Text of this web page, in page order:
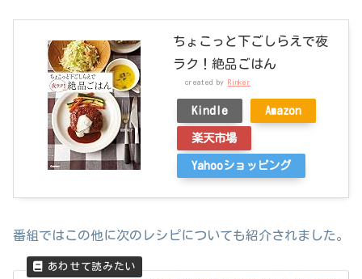
ちょこっと下ごしらえで夜
ラク！絶品ごはん
created by Rinker
Kindle Amazon
楽天市場
Yahooショッピング
番組ではこの他に次のレシピについても紹介されました。